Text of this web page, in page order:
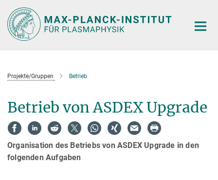
Hauptinhalt
Projekte/Gruppen Betrieb
Betrieb von ASDEX Upgrade
Organisation des Betriebs von ASDEX Upgrade in den
folgenden Aufgaben